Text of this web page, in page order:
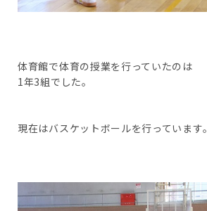
体育館で体育の授業を行っていたのは
1年3組でした。
現在はバスケットボールを行っています。